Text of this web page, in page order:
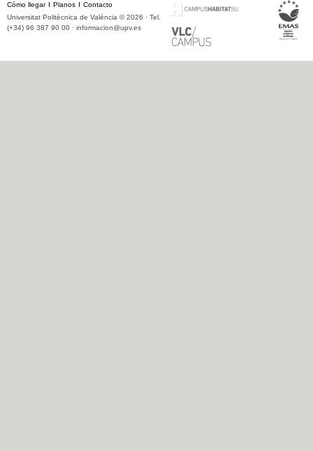
Cómo llegar Planos
Contacto
Universitat Politècnica de València © 2026 · Tel.
(+34) 96 387 90 00 · informacion@upv.es